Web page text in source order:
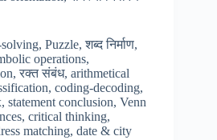
Puzzle, शब्द निर्माण,
operations,
रक्त संबंध, arithmetical
coding-decoding,
statement conclusion, Venn
critical thinking,
matching, date & city